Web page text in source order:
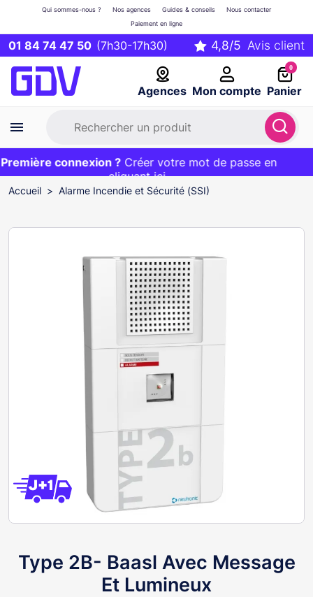
01 84 74 47 50 (7h30-17h30)
Agences Mon compte
Qui sommes-nous ? Nos agences Guides & conseils
Nous contacter
Paiement en ligne
0
Panier
Première commande ?20€ OFFERT sur votre panier
et livraison 24/48h gratuite avec le codeBIENVENUE
connexion ?Créer votre mot de passe en
cliquant ici
EXCLU WEB :
Accueil Alarme Incendie et Sécurité (SSI)
Type 2B- Baasl Avec Message
Et Lumineux